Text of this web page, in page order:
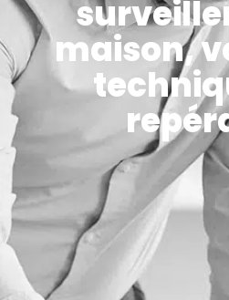
maison,